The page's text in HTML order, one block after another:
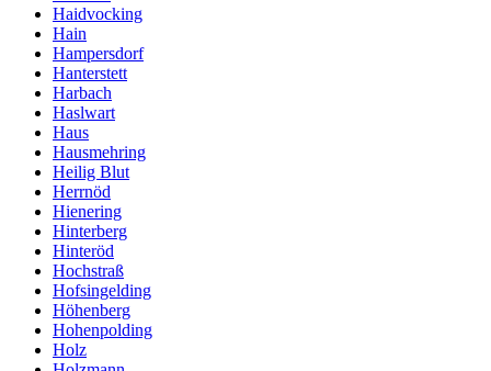
Haidvocking
Hain
Hampersdorf
Hanterstett
Harbach
Haslwart
Haus
Hausmehring
Heilig Blut
Herrnöd
Hienering
Hinterberg
Hinteröd
Hochstraß
Hofsingelding
Höhenberg
Hohenpolding
Holz